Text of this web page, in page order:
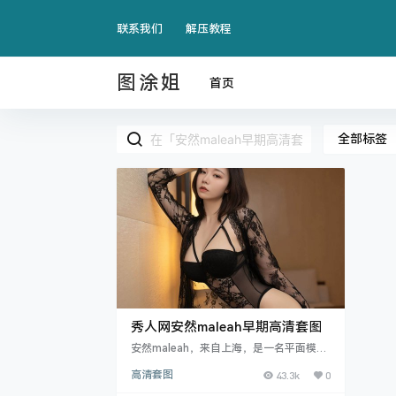
联系我们 解压教程
图涂姐 首页
全部标签
秀人网安然maleah早期高清套图
安然maleah，来自上海，是一名平面模
耀眼，但是也让她拥有了匹配更.
高清套图 43.3k 0